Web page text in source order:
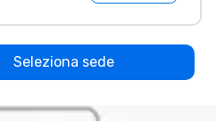
Seleziona sede